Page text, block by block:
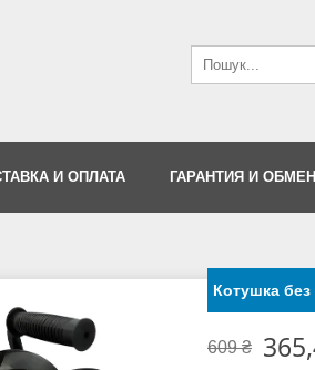
И ОПЛАТА ГАРАНТИЯ И ОБМЕН
Котушка
609 ₴